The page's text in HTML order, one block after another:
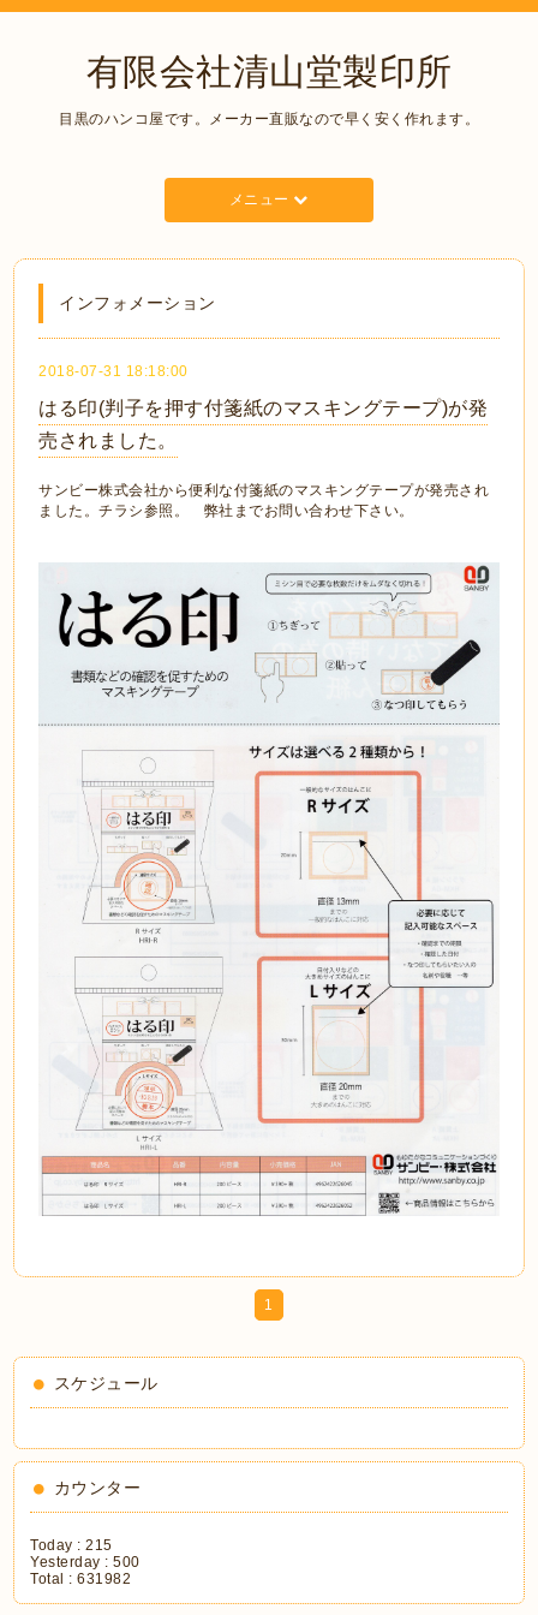
有限会社清山堂製印所
目黒のハンコ屋です。メーカー直販なので早く安く作れます。
メニュー
インフォメーション
2018-07-31 18:18:00
はる印(判子を押す付箋紙のマスキングテープ)が発
売されました。
サンビー株式会社から便利な付箋紙のマスキングテープが発売され
ました。チラシ参照。 弊社までお問い合わせ下さい。
1
スケジュール
カウンター
Today :215
Yesterday :500
Total :631982